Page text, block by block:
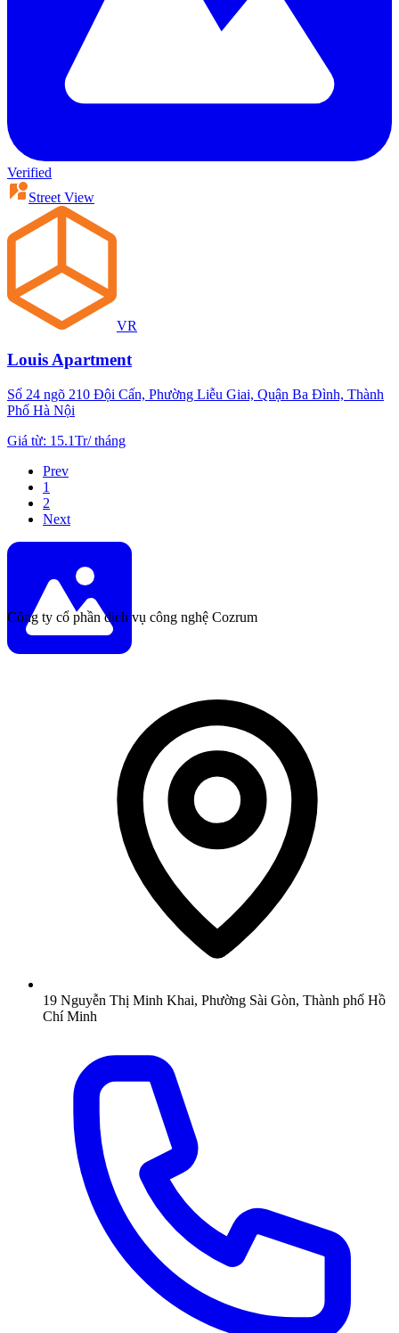
Verified
Street View
VR
Louis Apartment
Số 24 ngõ 210 Đội Cấn, Phường Liễu Giai, Quận Ba Đình, Thành
Phố Hà Nội
Giá từ: 15.1Tr/tháng
Prev
1
2
Next
Công ty cổ phần dịch vụ công nghệ Cozrum
19 Nguyễn Thị Minh Khai, Phường Sài Gòn, Thành phố Hồ
Chí Minh